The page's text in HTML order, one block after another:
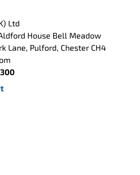
Ltd
House Bell Meadow
Lane, Pulford, Chester CH4